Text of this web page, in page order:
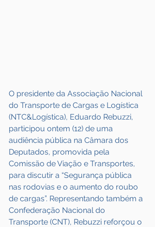
O presidente da Associação Nacional
do Transporte de Cargas e Logística
(NTC&Logística), Eduardo Rebuzzi,
participou ontem (12) de uma
audiência pública na Câmara dos
Deputados, promovida pela
Comissão de Viação e Transportes,
para discutir a “Segurança pública
nas rodovias e o aumento do roubo
de cargas”. Representando também a
Confederação Nacional do
Transporte (CNT), Rebuzzi reforçou o